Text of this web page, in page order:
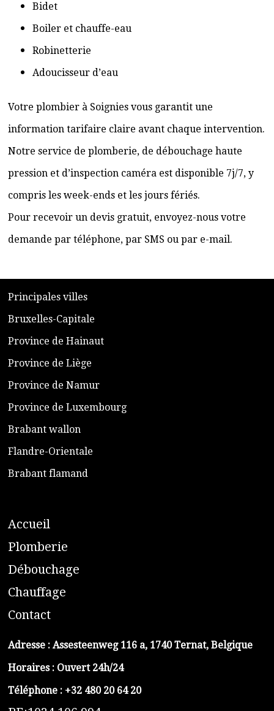
Bidet
Boiler et chauffe-eau
Robinetterie
Adoucisseur d’eau
Votre plombier à Soignies vous garantit une
information tarifaire claire avant chaque intervention.
Notre service de plomberie, de débouchage haute
pression et d’inspection caméra est disponible 7j/7, y
compris les week-ends et les jours fériés.
Pour recevoir un devis gratuit, envoyez-nous votre
demande par téléphone, par SMS ou par e-mail.
​Principales villes
​Bruxelles-Capitale
​Province de Hainaut
Province de Liège
​Province de Namur
​Province de Luxembourg
​Brabant wallon
​Flandre-Orientale
​Brabant flamand
Accueil
​Plomberie
Débouchage
Chauffage
Contact
Adresse : Assesteenweg 116 a, 1740 Ternat, Belgique
Horaires : Ouvert 24h/24
Téléphone : +32 480 20 64 20